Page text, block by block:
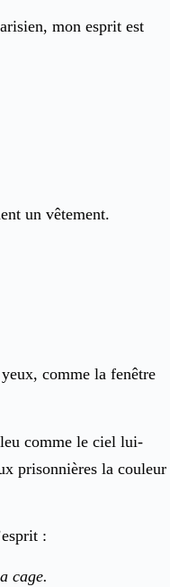
mon esprit est
un vêtement.
comme la fenêtre
comme le ciel lui-
prisonnières la couleur
:
cage.